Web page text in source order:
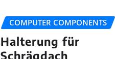
COMPUTER COMPONENTS
Halterung für
Schrägdach